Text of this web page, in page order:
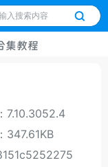
集教程
7.10.3052.4
347.61KB